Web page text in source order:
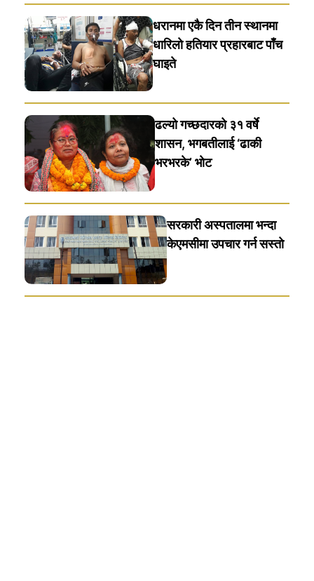
धरानमा एकै दिन तीन स्थानमा
धारिलाे हतियार प्रहारबाट पाँच
घाइते
ढल्यो गच्छदारको ३१ वर्षे
शासन, भगबतीलाई ‘ढाकी
भरभरके’ भाेट
सरकारी अस्पतालमा भन्दा
केएमसीमा उपचार गर्न सस्ताे